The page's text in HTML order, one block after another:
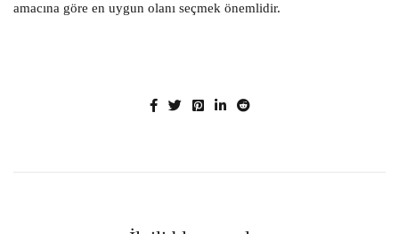
amacına göre en uygun olanı seçmek önemlidir.